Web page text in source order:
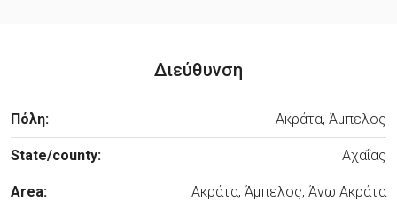
Διεύθυνση
Πόλη: Ακράτα, Άμπελος
State/county: Αχαΐας
Area: Ακράτα, Άμπελος, Άνω Ακράτα